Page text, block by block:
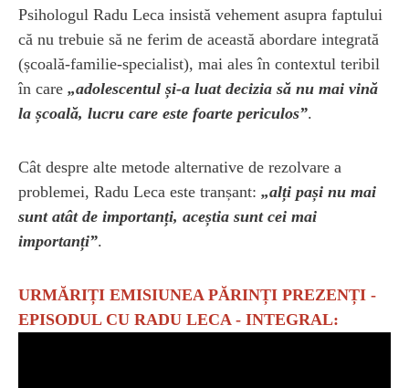
Psihologul Radu Leca insistă vehement asupra faptului
că nu trebuie să ne ferim de această abordare integrată
(școală-familie-specialist), mai ales în contextul teribil
în care „adolescentul și-a luat decizia să nu mai vină
la școală, lucru care este foarte periculos”.
Cât despre alte metode alternative de rezolvare a
problemei, Radu Leca este tranșant: „alți pași nu mai
sunt atât de importanți, aceștia sunt cei mai
importanți”.
URMĂRIȚI EMISIUNEA PĂRINȚI PREZENȚI -
EPISODUL CU RADU LECA - INTEGRAL: